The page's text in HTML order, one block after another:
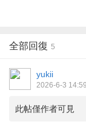
全部回復 5
yukii
2026-6-3
此帖僅作者可見